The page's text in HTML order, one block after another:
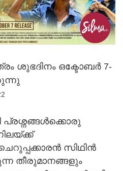
ശുഭദിനം ഒക്ടോബർ 7-
പ്രശ്നങ്ങൾക്കൊരു
സിഥിൻ
തീരുമാനങ്ങളും